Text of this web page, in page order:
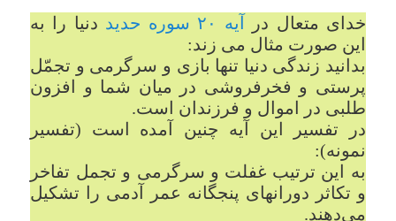
خدای متعال در آیه ۲۰ سوره حدید
دنیا را به
این صورت مثال می زند:
بدانید زندگی دنیا تنها بازی و سرگرمی و تجمّل
پرستی و فخرفروشی در میان شما و افزون
طلبی در اموال و فرزندان است.
در تفسیر این آیه چنین آمده است (تفسیر
نمونه):
به این ترتیب غفلت و سرگرمی و تجمل تفاخر
و تکاثر دورانهای پنجگانه عمر آدمی را تشکیل
می‌دهند.